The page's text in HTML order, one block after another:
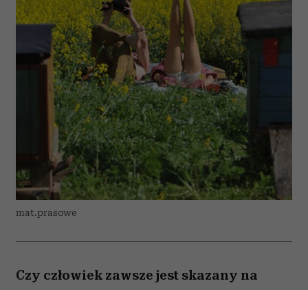
mat.prasowe
Czy człowiek zawsze jest skazany na